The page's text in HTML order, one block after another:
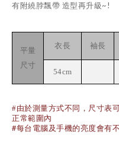
有附繞脖飄帶 造型再升級~!
平量
尺寸
衣長 袖長
54cm
#由於測量方式不同，尺寸表
正常範圍內
#每台電腦及手機的亮度會有